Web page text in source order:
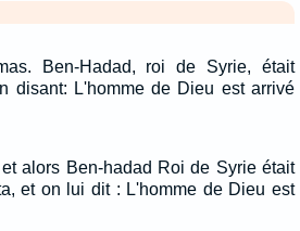
Ben-Hadad, roi de Syrie, était
disant: L'homme de Dieu est arrivé
alors Ben-hadad Roi de Syrie était
et on lui dit : L'homme de Dieu est